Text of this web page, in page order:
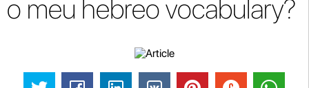
o meu hebreo vocabulary?